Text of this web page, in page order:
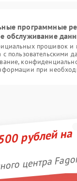
программные
обслуживание
прошивок и
с пользовательскими
при
рублей на
центра